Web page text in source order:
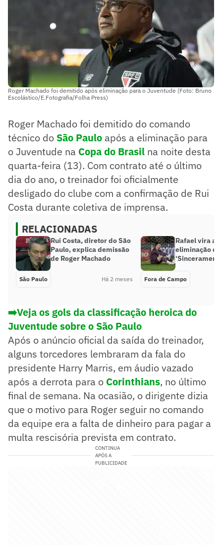
Roger Machado foi demitido após eliminação para o Juventude (Foto: Bruno
Escolástico/E.Fotografia/Folha Press)
Roger Machado foi demitido do comando
técnico do São Paulo após a eliminação para
o Juventude na Copa do Brasil na noite desta
quarta-feira (13). Com contrato até o último
dia do ano, o treinador foi oficialmente
desligado do clube com a confirmação de Rui
Costa durante coletiva de imprensa.
RELACIONADAS
Rui Costa, diretor do São
Paulo, explica demissão
de Roger Machado
São Paulo Há 2 meses
Rafael vira
eliminação
Fora de Campo
➡️Veja os gols da classificação heroica do
Juventude sobre o São Paulo
Após o anúncio oficial da saída do treinador,
alguns torcedores lembraram da fala do
presidente Harry Marris, em áudio vazado
após a derrota para o Corinthians, no último
final de semana. Na ocasião, o dirigente dizia
que o motivo para Roger seguir no comando
da equipe era a falta de dinheiro para pagar a
multa rescisória prevista em contrato.
CONTINUA
APÓS A
PUBLICIDADE